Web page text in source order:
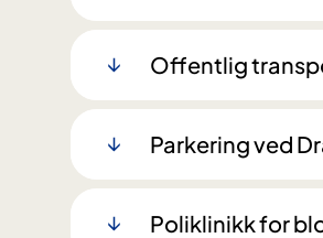
Offentlig
Parkering ved
Poliklinikk for